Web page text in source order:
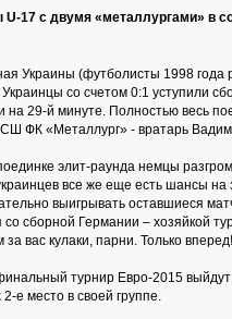
17 с двумя «металлургами» в
Украины (футболисты 1998 года
со счетом 0:1 уступили
на 29-й минуте. Полностью весь
ФК «Металлург» - вратарь Вадим
элит-раунда немцы
все же еще есть шансы на
выигрывать оставшиеся
сборной Германии – хозяйкой
вас кулаки, парни. Только вперед!
турнир Евро-2015
е место в своей группе.